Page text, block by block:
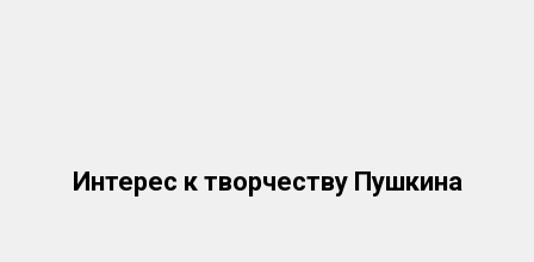
Интерес к творчеству Пушкина